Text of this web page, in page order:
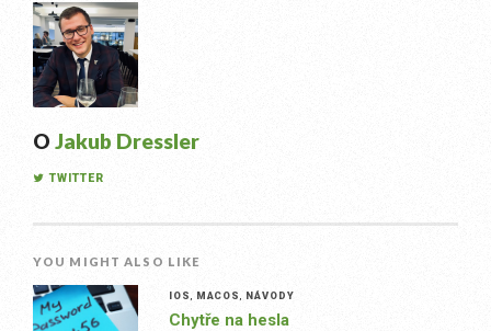
O Jakub Dressler
TWITTER
YOU MIGHT ALSO LIKE
IOS MACOS NÁVODY
Chytře na hesla